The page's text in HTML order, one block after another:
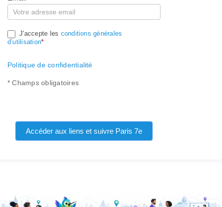
J'accepte les conditions générales
d’utilisation*
Politique de confidentialité
* Champs obligatoires
Accéder aux liens et suivre Paris 7e